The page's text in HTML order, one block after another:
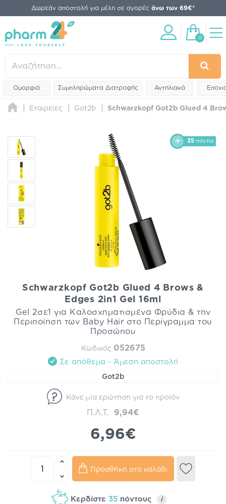
Δωρεάν αποστολή για μέλη σε αγορές άνω των 69€*
0
Ομορφιά Συμπληρώματα Διατροφής Αντηλιακά
Εταιρείες Got2b Schwarzkopf Got2b Glued 4
35 πόντοι
Schwarzkopf Got2b Glued 4 Brows &
Edges 2in1 Gel 16ml
Gel 2σε1 για Καλοσχηματισμένα Φρύδια & την
Περιποίηση των Baby Hair στο Περίγραμμα του
Προσώπου
Κωδικός 052675
Σε απόθεμα - Άμεση αποστολή
Got2b
Κάνε μία ερώτηση για το προϊόν
Π.Λ.Τ. 9,94€
6,96€
Προσθήκη στο καλάθι
Κερδίστε 35 πόντους i